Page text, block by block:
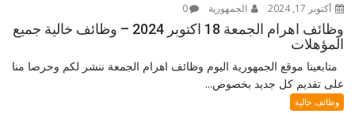
أكتوبر 17, 2024 الجمهورية 0
وظائف اهرام الجمعة 18 اكتوبر 2024 – وظائف خالية جميع
المؤهلات
متابعينا موقع الجمهورية اليوم وظائف اهرام الجمعة ننشر لكم وحرصا منا
على تقديم كل جديد بخصوص...
وظائف خالية